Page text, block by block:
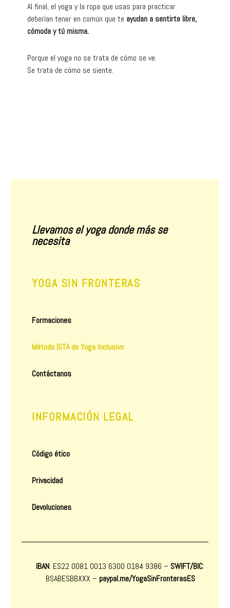
Al final, el yoga y la ropa que usas para practicar
deberían tener en común que te ayudan a sentirte libre,
cómoda y tú misma.
Porque el yoga no se trata de cómo se ve.
Se trata de cómo se siente.
Llevamos el yoga donde más se
necesita
YOGA SIN FRONTERAS
Formaciones
Método ISTA de Yoga Inclusivo
Contáctanos
INFORMACIÓN LEGAL
Código ético
Privacidad
Devoluciones
IBAN: ES22 0081 0013 6300 0184 9386 – SWIFT/BIC:
BSABESBBXXX – paypal.me/YogaSinFronterasES